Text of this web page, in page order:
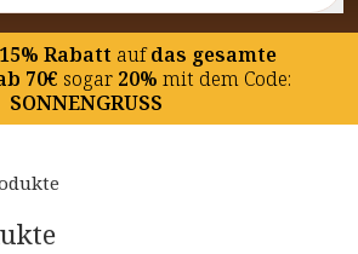
Rabatt aufdas gesamte
70€ sogar20% mit dem Code:
SONNENGRUSS